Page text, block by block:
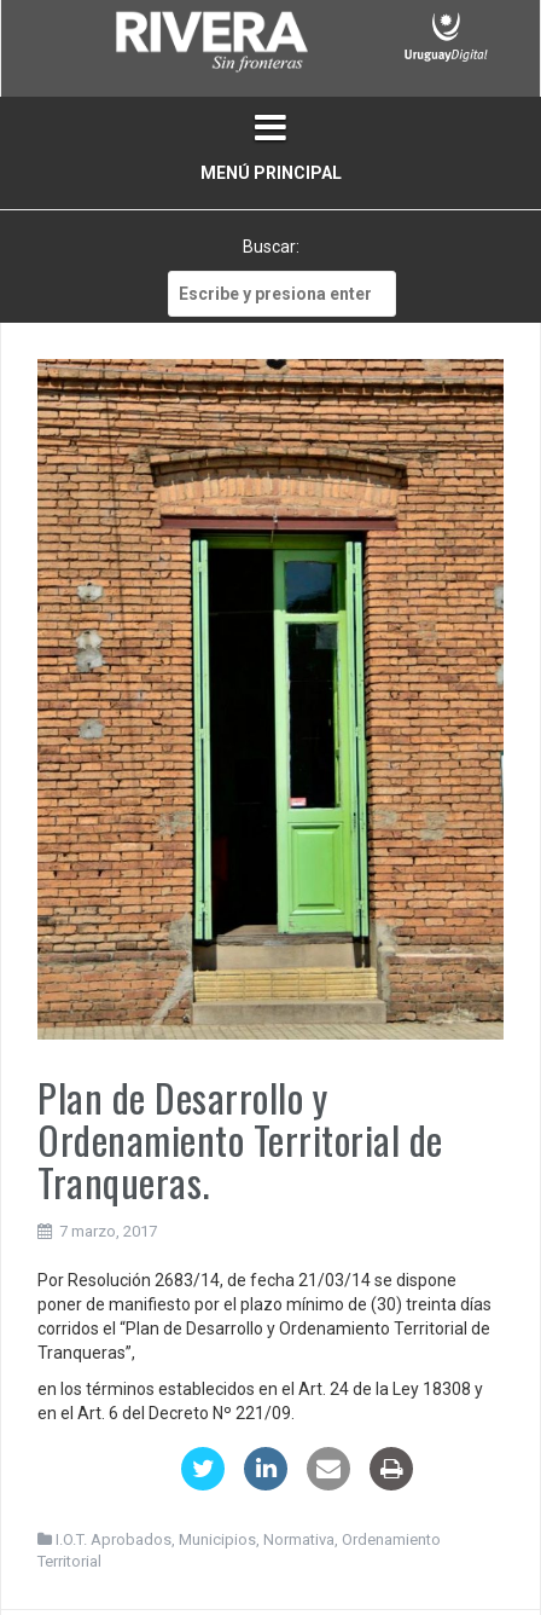
MENÚ PRINCIPAL
Buscar:
Plan de Desarrollo y
Ordenamiento Territorial de
Tranqueras.
7 marzo, 2017
Por Resolución 2683/14, de fecha 21/03/14 se dispone
poner de manifiesto por el plazo mínimo de (30) treinta días
corridos el “Plan de Desarrollo y Ordenamiento Territorial de
Tranqueras”,
en los términos establecidos en el Art. 24 de la Ley 18308 y
en el Art. 6 del Decreto Nº 221/09.
I.O.T. Aprobados, Municipios, Normativa, Ordenamiento
Territorial